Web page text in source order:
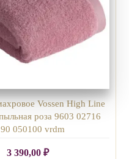
Vossen High Line
роза 9603 02716
050100 vrdm
3 390,00 ₽